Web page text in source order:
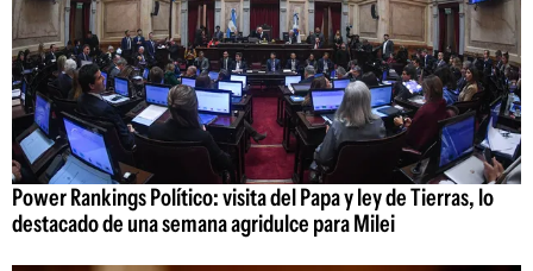
Power Rankings Político: visita del Papa y ley de Tierras, lo
destacado de una semana agridulce para Milei